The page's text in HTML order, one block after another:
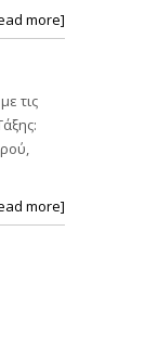
more]
τις
more]